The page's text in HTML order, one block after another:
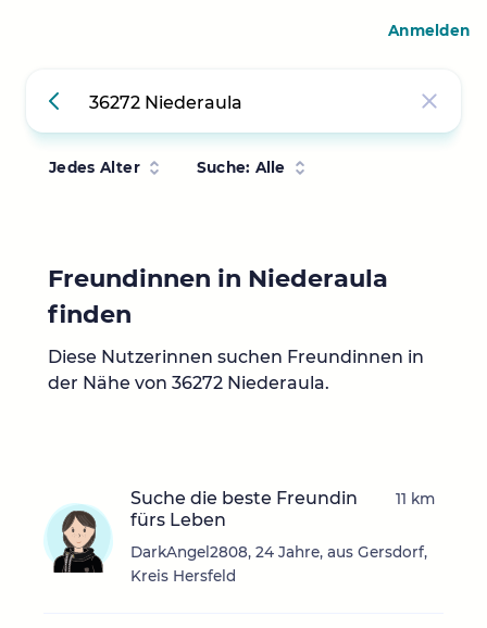
Jedes Alter Suche: Alle
Freundinnen in Niederaula
finden
Diese Nutzerinnen suchen Freundinnen in
der Nähe von 36272 Niederaula.
Suche die beste Freundin
fürs Leben
DarkAngel2808, 24 Jahre, aus Gersdorf,
Kreis Hersfeld
11 km
Anmelden